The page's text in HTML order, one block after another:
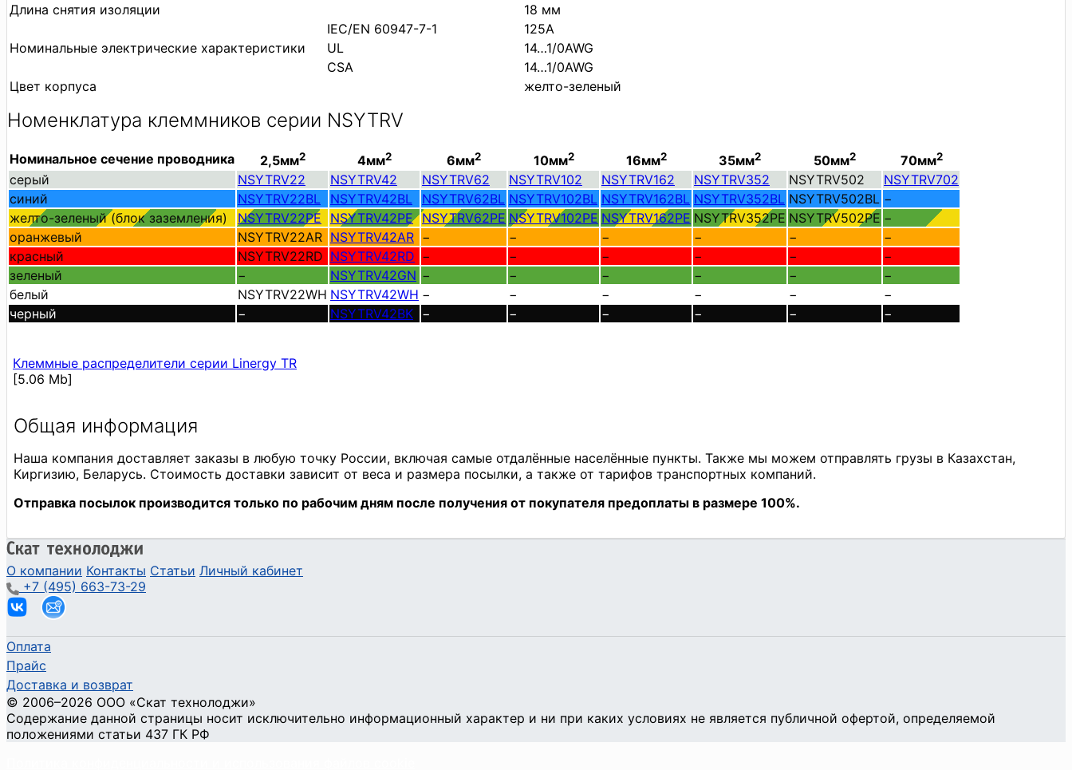
Длина снятия изоляции
18 мм
Номинальные электрические характеристики
IEC/EN 60947-7-1
125А
UL
14…1/0AWG
CSA
14…1/0AWG
Цвет корпуса
желто-зеленый
Номенклатура клеммников серии NSYTRV
Номинальное сечение проводника 2,5мм2 4мм2 6мм2 10мм2 16мм2 35мм2 50мм2 70мм2
серый NSYTRV22 NSYTRV42 NSYTRV62 NSYTRV102 NSYTRV162 NSYTRV352 NSYTRV502
NSYTRV702
синий
NSYTRV22BL NSYTRV42BL NSYTRV62BL NSYTRV102BL NSYTRV162BL NSYTRV352BL NSYTRV502BL −
желто-зеленый (блок заземления)
NSYTRV22PE NSYTRV42PE NSYTRV62PE NSYTRV102PE NSYTRV162PE NSYTRV352PE NSYTRV502PE −
оранжевый
NSYTRV22AR NSYTRV42AR − − − − −
−
красный
NSYTRV22RD NSYTRV42RD − − − − −
−
зеленый
− NSYTRV42GN − − − − −
−
белый
NSYTRV22WH NSYTRV42WH − − − − −
−
черный
− NSYTRV42BK − − − − − −
Клеммные распределители серии Linergy TR
[5.06 Mb]
О компании Контакты Статьи Личный кабинет
+7 (495) 663-73-29
Оплата
Прайс
Доставка и возврат
© 2006–2026 ООО «Скат технолоджи»
Содержание данной страницы носит исключительно информационный характер и ни при каких условиях не является публичной офертой, определяемой
положениями статьи 437 ГК РФ